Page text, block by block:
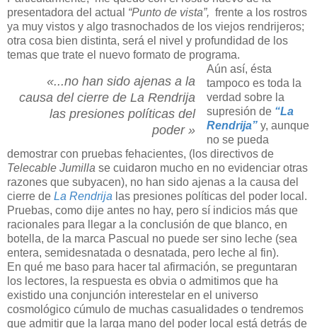
presentadora del actual “Punto de vista”, frente a los rostros
ya muy vistos y algo trasnochados de los viejos rendrijeros;
otra cosa bien distinta, será el nivel y profundidad de los
temas que trate el nuevo formato de programa.
«...no han sido ajenas a la
causa del cierre de La Rendrija
las presiones políticas del
poder »
Aún así, ésta
tampoco es toda la
verdad sobre la
supresión de “La
Rendrija” y, aunque
no se pueda
demostrar con pruebas fehacientes, (los directivos de
Telecable Jumilla se cuidaron mucho en no evidenciar otras
razones que subyacen), no han sido ajenas a la causa del
cierre de La Rendrija las presiones políticas del poder local.
Pruebas, como dije antes no hay, pero sí indicios más que
racionales para llegar a la conclusión de que blanco, en
botella, de la marca Pascual no puede ser sino leche (sea
entera, semidesnatada o desnatada, pero leche al fin).
En qué me baso para hacer tal afirmación, se preguntaran
los lectores, la respuesta es obvia o admitimos que ha
existido una conjunción interestelar en el universo
cosmológico cúmulo de muchas casualidades o tendremos
que admitir que la larga mano del poder local está detrás de